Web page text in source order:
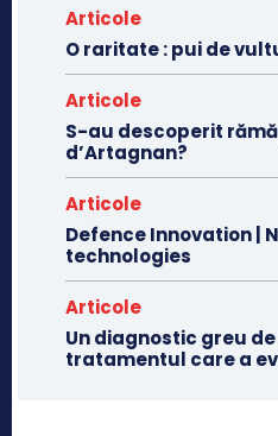
Articole
O raritate : pui de
Articole
S-au descoperit
d’Artagnan?
Articole
Defence Innovation |
technologies
Articole
Un diagnostic greu
tratamentul care a